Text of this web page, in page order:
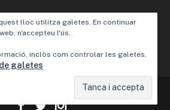
| Powered byWordPress
lloc utilitza galetes. En continuar
n'accepteu l'ús.
inclòs com controlar les galetes,
galetes